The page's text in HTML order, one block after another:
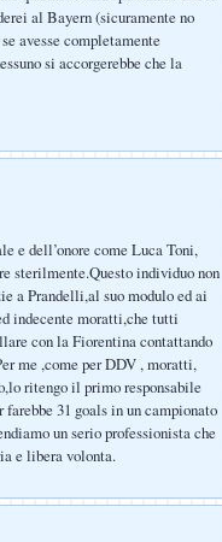
al Bayern (sicuramente no
avesse completamente
si accorgerebbe che la
e dell’onore come Luca Toni,
sterilmente.Questo individuo non
a Prandelli,al suo modulo ed ai
indecente moratti,che tutti
con la Fiorentina contattando
me ,come per DDV , moratti,
ritengo il primo responsabile
31 goals in un campionato
un serio professionista che
e libera volonta.